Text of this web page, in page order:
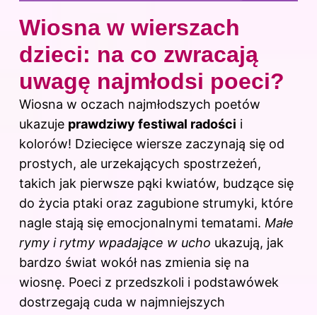
Wiosna w wierszach
dzieci: na co zwracają
uwagę najmłodsi poeci?
Wiosna w oczach najmłodszych poetów
ukazuje prawdziwy festiwal radości i
kolorów! Dziecięce wiersze zaczynają się od
prostych, ale urzekających spostrzeżeń,
takich jak pierwsze pąki kwiatów, budzące się
do życia ptaki oraz zagubione strumyki, które
nagle stają się emocjonalnymi tematami. Małe
rymy i rytmy wpadające w ucho ukazują, jak
bardzo świat wokół nas zmienia się na
wiosnę. Poeci z przedszkoli i podstawówek
dostrzegają cuda w najmniejszych